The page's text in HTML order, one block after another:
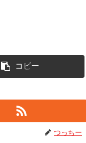
コピー
つっちー